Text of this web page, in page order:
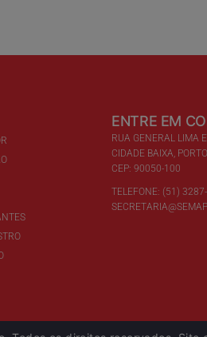
ENTRE EM
RUA GENERAL LIMA
CIDADE BAIXA,
CEP: 90050-100
TELEFONE: (51)